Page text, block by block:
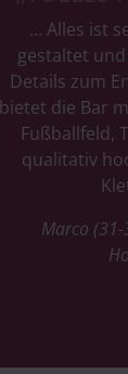
… Alles ist
gestaltet
Details zum
bietet die Bar
Fußballfeld,
qualitativ
Marco